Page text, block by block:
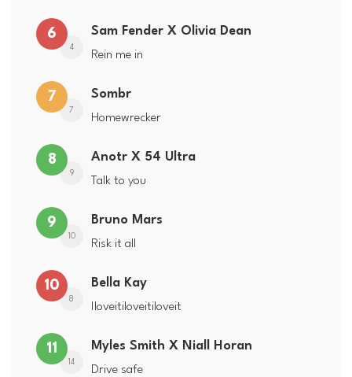
6
4
Sam Fender X Olivia Dean
Rein me in
7
7
Sombr
Homewrecker
8
9
Anotr X 54 Ultra
Talk to you
9
10
Bruno Mars
Risk it all
10
8
Bella Kay
Iloveitiloveitiloveit
11
14
Myles Smith X Niall Horan
Drive safe